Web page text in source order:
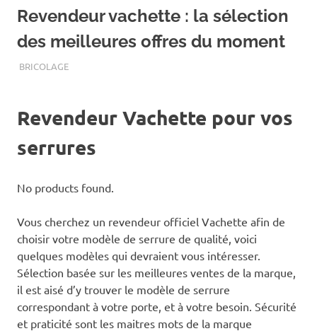
Revendeur vachette : la sélection
des meilleures offres du moment
NOVEMBRE 18, 2019
ASSOEDH
BRICOLAGE
Revendeur Vachette pour vos
serrures
No products found.
Vous cherchez un revendeur officiel Vachette afin de
choisir votre modèle de serrure de qualité, voici
quelques modèles qui devraient vous intéresser.
Sélection basée sur les meilleures ventes de la marque,
il est aisé d’y trouver le modèle de serrure
correspondant à votre porte, et à votre besoin. Sécurité
et praticité sont les maitres mots de la marque